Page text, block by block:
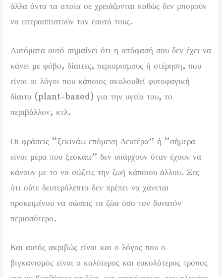
άλλα όντα τα οποία σε χρειάζονται καθώς δεν μπορούν
να υπερασπιστούν τον εαυτό τους.
Αυτόματα αυτό σημαίνει ότι η απόφασή σου δεν έχει να
κάνει με φόβο, δίαιτες, περιορισμούς ή στέρηση, που
είναι οι λόγοι που κάποιος ακολουθεί φυτοφαγική
δίαιτα (plant-based) για την υγεία του, το
περιβάλλον, κτλ.
Οι φράσεις “ξεκινάω επόμενη Δευτέρα” ή “σήμερα
είναι μέρα που ξεσκάω” δεν υπάρχουν όταν έχουν να
κάνουν με το να σώζεις την ζωή κάποιου άλλου. Ξες
ότι ούτε δευτερόλεπτο δεν πρέπει να χάνεται
προκειμένου να σώσεις τα ζώα όσο τον δυνατόν
περισσότερο.
Και αυτός ακριβώς είναι και ο λόγος που ο
βιγκανισμός είναι ο καλύτερος και ευκολότερος τρόπος